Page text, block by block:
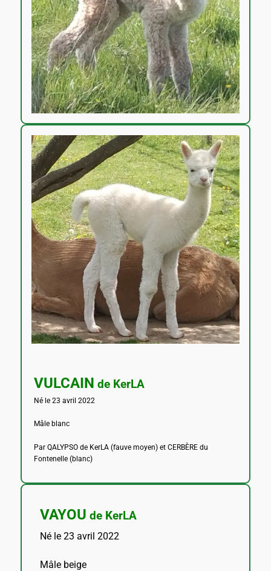
VULCAIN de KerLA
Né le 23 avril 2022
Mâle blanc
Par QALYPSO de KerLA (fauve moyen) et CERBÈRE du
Fontenelle (blanc)
VAYOU de KerLA
Né le 23 avril 2022
Mâle beige